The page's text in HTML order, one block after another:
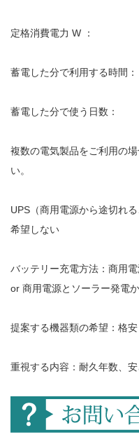
定格消費電力 W ：
蓄電した分で利用する時間：
蓄電した分で使う日数：
複数の電気製品をご利用の
い。
UPS（商用電源から途切れ
希望しない
バッテリー充電方法：商用
or 商用電源とソーラー発電
提案する機器類の希望：格
重視する内容：耐久年数、